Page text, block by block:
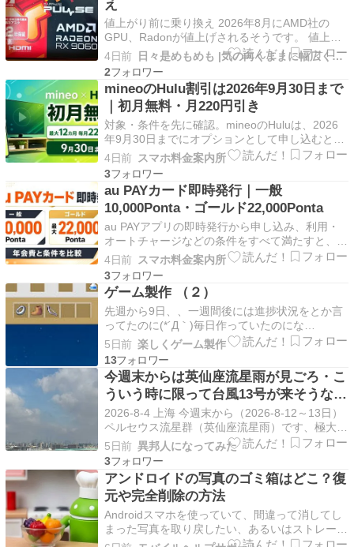
え
値上がり前に乗り換え 2026年8月にAMD社の
GPU、Radonが値上げされるそうです。 値上が
り前の滑り込みでRX9060XTを購入しました。
これまではRX5600XT（6GB)を5年ほど利用。重
いゲームをするわけ […]
4日前
日々是めもめも |気の向くままに幅広くメモ
2
mineoのHulu割引は2026年9月30日まで
｜初月無料・月220円引き
対象・条件を先に確認。mineoのHuluは、2026
年9月30日までにオプションとして申し込むと最
大12カ月間、毎月220円引きです。初めてHuluを
使う人は初月無料＋翌月から最大11カ月220円引
き、再契約の人は再契 […]
4日前 スマホ料金案内所
3
au PAYカード即時発行｜一般
10,000Ponta・ゴールド22,000Ponta
au PAYアプリの即時発行から申し込み、利用・
オートチャージなどの条件をすべて満たすと、
au PAYカードは最大10,000Ponta、au PAYゴー
ルドカードは最大22,000Pontaです。全員が無条
件で受け取る […]
4日前 スマホ料金案内所
3
ゲーム製作 （２）
先週から9日、、一週間後には進捗状況をとか言
ってたのに(*´Д｀)毎日作っていたのにな
ぁ・・・ほっとんど変わらず、デバグ直しとか細
かい挙動とかいじってたら一週間以上経ってまし
た でも変わった所を一応一番右の装備スロット
に回復アイテムを入れるとHPが半分以下になる
と、回復アイテム…
5日前 楽しくゲーム製作
13
今週末からは英仙座流星雨が見ごろ・こ
ういう時に限って台風13号が来そうな感
じです。
2026-8-4 上海 今週末から（2026-8-12～13日）
ペルセウス流星群（英仙座流星雨）です、極大が
木曜の昼です。なので実質は水曜から木曜の夜遅
くもしくは木曜から金曜の夜なので、現実的には
前後の休み、8日、15日というところが時間がと
れる感じですね。。。なんで、私も上海…
5日前 異邦人になってみた
3
アンドロイドの写真のゴミ箱はどこ？復
元や完全削除の方法
Androidスマホを使っていて、間違って消してし
まった写真を取り戻したい、あるいはストレージ
容量を空けるために完全に削除したいと思った